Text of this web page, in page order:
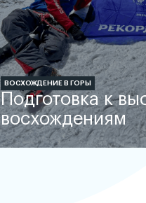
ВОСХОЖДЕНИЕ В ГОРЫ
Подготовка к
восхождениям